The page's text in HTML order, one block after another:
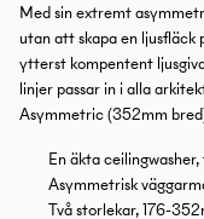
Med sin extremt
utan att skapa en ljusfläck
ytterst kompentent
linjer passar in i alla
Asymmetric (352mm
En äkta
Asymmetrisk
Två storlekar, 176-